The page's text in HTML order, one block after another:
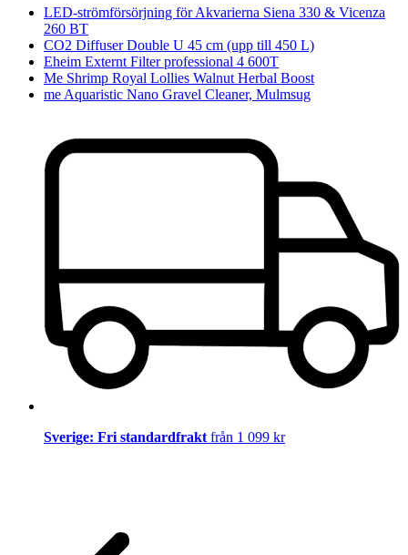
LED-strömförsörjning för Akvarierna Siena 330 & Vicenza
260 BT
CO2 Diffuser Double U 45 cm (upp till 450 L)
Eheim Externt Filter professional 4 600T
Me Shrimp Royal Lollies Walnut Herbal Boost
me Aquaristic Nano Gravel Cleaner, Mulmsug
Sverige: Fri standardfrakt från 1 099 kr